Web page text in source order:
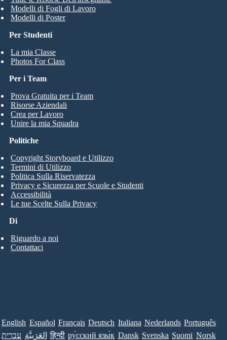
Per Studenti
La mia Classe
Photos For Class
Modelli di Fogli di Lavoro
Modelli di Poster
Per i Team
Prova Gratuita per i Team
Risorse Aziendali
Crea per Lavoro
Unire la mia Squadra
Di
Riguardo a noi
Contattaci
Politiche
Copyright Storyboard e Utilizzo
Termini di Utilizzo
Politica Sulla Riservatezza
Privacy e Sicurezza per Scuole e Studenti
Accessibilità
Le tue Scelte Sulla Privacy
English Español Français Deutsch Italiana Nederlands Português
עברית العَرَبِيَّة हिन्दी ру́сский язы́к Dansk Svenska Suomi Norsk